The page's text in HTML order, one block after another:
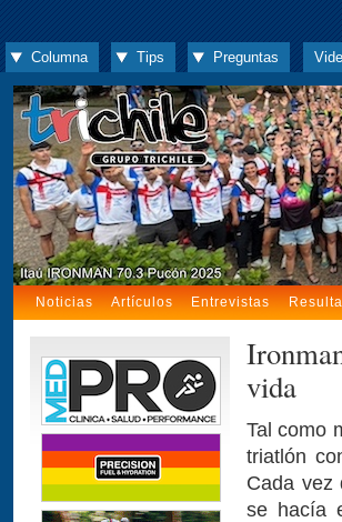
Columna Tips Preguntas
Noticias Artículos Entrevistas
vida
Tal como
triatlón
Cada vez
se hacía